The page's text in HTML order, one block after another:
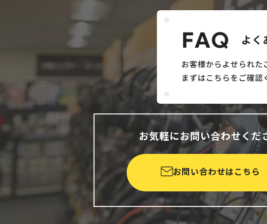
お気軽にお問い合わせくだ
お問い合わせはこちら